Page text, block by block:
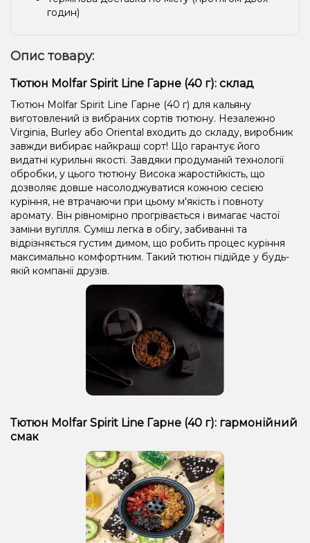
годин)
Опис товару:
Тютюн Molfar Spirit Line Гарне (40 г): склад
Тютюн Molfar Spirit Line Гарне (40 г) для кальяну
виготовлений із вибраних сортів тютюну. Незалежно
Virginia, Burley або Oriental входить до складу, виробник
завжди вибирає найкращі сорт! Що гарантує його
видатні курильні якості. Завдяки продуманій технології
обробки, у цього тютюну Висока жаростійкість, що
дозволяє довше насолоджуватися кожною сесією
куріння, не втрачаючи при цьому м'якість і повноту
аромату. Він рівномірно прогрівається і вимагає частої
заміни вугілля. Суміш легка в обігу, забиванні та
відрізняється густим димом, що робить процес куріння
максимально комфортним. Такий тютюн підійде у будь-
якій компанії друзів.
Тютюн Molfar Spirit Line Гарне (40 г): гармонійний
смак